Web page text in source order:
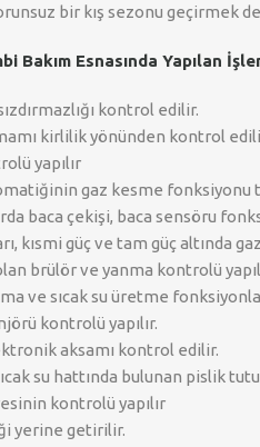
bir kış sezonu geçirmek
Bakım Esnasında Yapılan
kontrol edilir.
kirlilik yönünden kontrol
yapılır
gaz kesme fonksiyonu
baca çekişi, baca sensöru
kısmi güç ve tam güç altında
brülör ve yanma kontrolü
ve sıcak su üretme
kontrolü yapılır.
aksamı kontrol edilir.
su hattında bulunan pislik
kontrolü yapılır
yerine getirilir.